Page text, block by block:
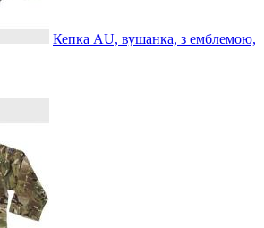
Кепка AU, вушанка, з емблемою,